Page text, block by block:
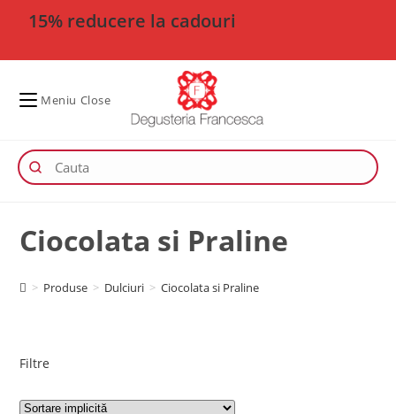
15% reducere la cadouri
Meniu Close
Ciocolata si Praline
> Produse > Dulciuri > Ciocolata si Praline
Filtre